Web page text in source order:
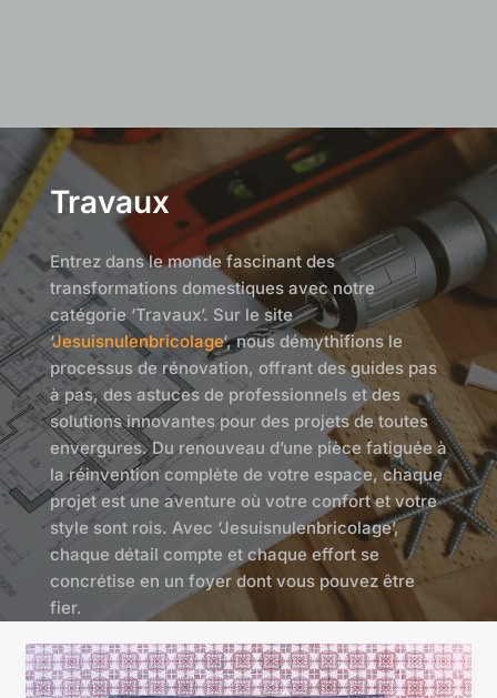
Travaux
Entrez dans le monde fascinant des
transformations domestiques avec notre
catégorie ‘Travaux’. Sur le site
‘Jesuisnulenbricolage‘, nous démythifions le
processus de rénovation, offrant des guides pas
à pas, des astuces de professionnels et des
solutions innovantes pour des projets de toutes
envergures. Du renouveau d’une pièce fatiguée à
la réinvention complète de votre espace, chaque
projet est une aventure où votre confort et votre
style sont rois. Avec ‘Jesuisnulenbricolage’,
chaque détail compte et chaque effort se
concrétise en un foyer dont vous pouvez être
fier.
Volet
roulant